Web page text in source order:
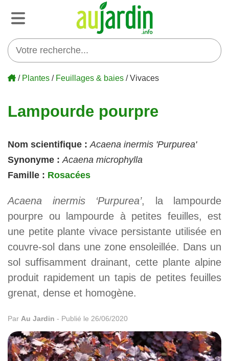
/ Plantes / Feuillages & baies / Vivaces
Lampourde pourpre
Nom scientifique : Acaena inermis 'Purpurea'
Synonyme : Acaena microphylla
Famille : Rosacées
Acaena inermis ‘Purpurea’, la lampourde
pourpre ou lampourde à petites feuilles, est
une petite plante vivace persistante utilisée en
couvre-sol dans une zone ensoleillée. Dans un
sol suffisamment drainant, cette plante alpine
produit rapidement un tapis de petites feuilles
grenat, dense et homogène.
Par Au Jardin - Publié le 26/06/2020